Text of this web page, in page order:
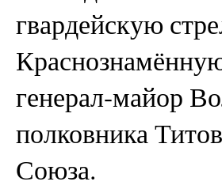
гвардейскую
генерал-майор
полковника
Союза.